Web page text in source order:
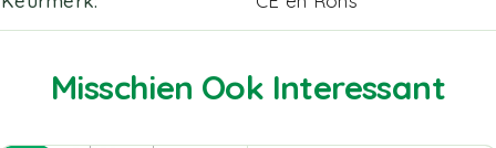
Misschien Ook Interessant